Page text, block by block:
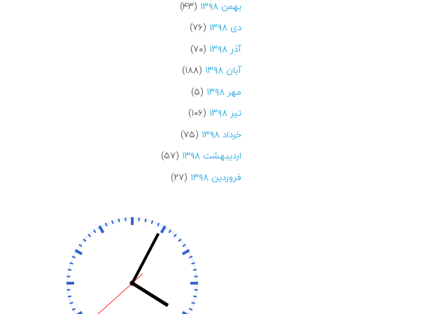
بهمن ۱۳۹۸
(۴۳)
دی ۱۳۹۸
(۷۶)
آذر ۱۳۹۸
(۷۰)
آبان ۱۳۹۸
(۱۸۸)
مهر ۱۳۹۸
(۵)
تیر ۱۳۹۸
(۱۰۶)
خرداد ۱۳۹۸
(۷۵)
اردیبهشت ۱۳۹۸
(۵۷)
فروردین ۱۳۹۸
(۲۷)